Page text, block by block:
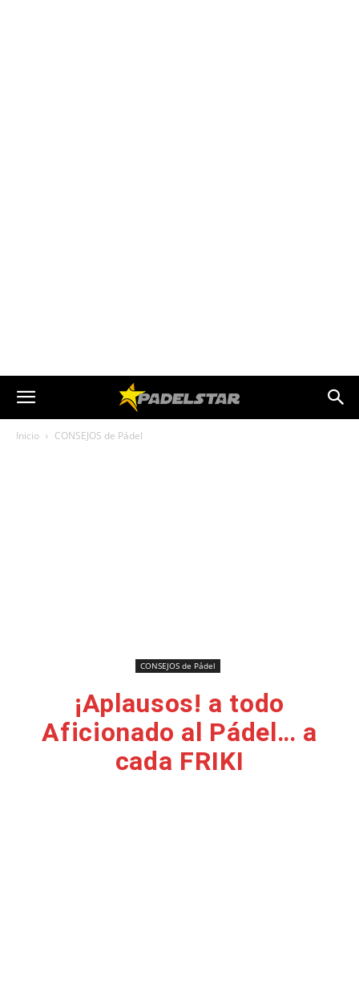
Inicio CONSEJOS de Pádel
CONSEJOS de Pádel
¡Aplausos! a todo
Aficionado al Pádel… a
cada FRIKI